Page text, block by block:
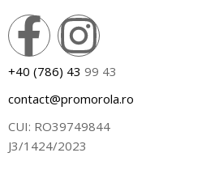
+40 (786) 43 99 43
contact@promorola.ro
CUI: RO39749844
J3/1424/2023